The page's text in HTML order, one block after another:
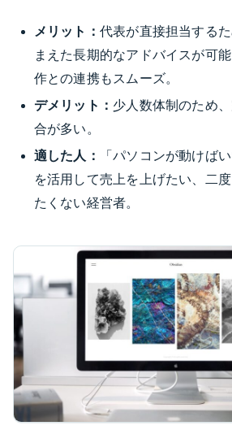
メリット： 代表が直接担当する
まえた長期的なアドバイスが可
作との連携もスムーズ。
デメリット： 少人数体制のため
合が多い。
適した人：
「パソコンが動けば
を活用して売上を上げたい、二
たくない経営者。